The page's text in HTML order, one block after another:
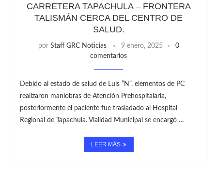
CARRETERA TAPACHULA – FRONTERA
TALISMÁN CERCA DEL CENTRO DE
SALUD.
por Staff GRC Noticias 9 enero, 2025
0
comentarios
Debido al estado de salud de Luis “N”, elementos de PC
realizaron maniobras de Atención Prehospitalaria,
posteriormente el paciente fue trasladado al Hospital
Regional de Tapachula. Vialidad Municipal se encargó …
LEER MÁS